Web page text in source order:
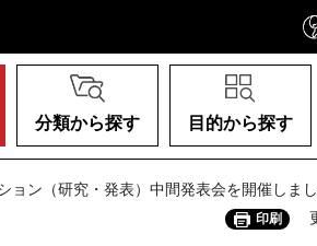
分類から探す 目的から探す
ョン（研究・発表）中間発表会を開催しま
印刷